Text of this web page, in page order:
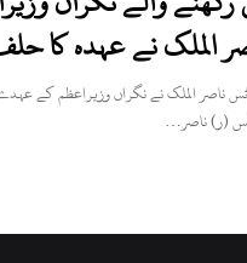
نے عہدہ کا حلف
ناصر الملک نے نگراں وزیراعظم کے عہدے
(ر) ناصر…